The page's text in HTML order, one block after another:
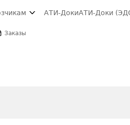
АТИ-ДокиАТИ-Доки
Заказы